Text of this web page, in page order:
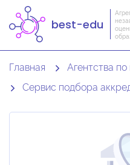
best-edu
Главная
Агентства
Сервис подбора